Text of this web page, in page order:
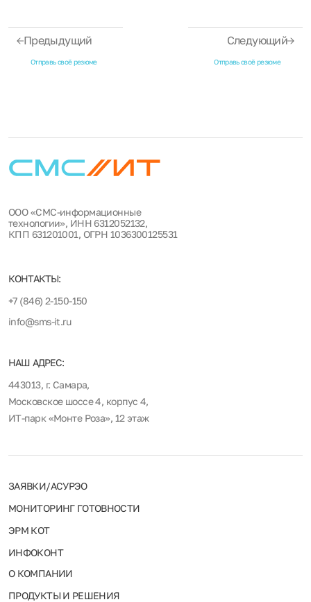
Предыдущий
Отправь своё резюме
Следующий
Отправь своё резюме
ООО «СМС-информационные
технологии», ИНН 6312052132,
КПП 631201001, ОГРН 1036300125531
КОНТАКТЫ:
+7 (846) 2-150-150
info@sms-it.ru
НАШ АДРЕС:
443013, г. Самара,
Московское шоссе 4, корпус 4,
ИТ-парк «Монте Роза», 12 этаж
ЗАЯВКИ/АСУРЭО
МОНИТОРИНГ ГОТОВНОСТИ
ЭРМ КОТ
ИНФОКОНТ
О КОМПАНИИ
ПРОДУКТЫ И РЕШЕНИЯ